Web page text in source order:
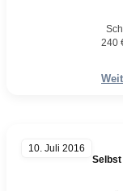
240
10. Juli 2016
Selbst